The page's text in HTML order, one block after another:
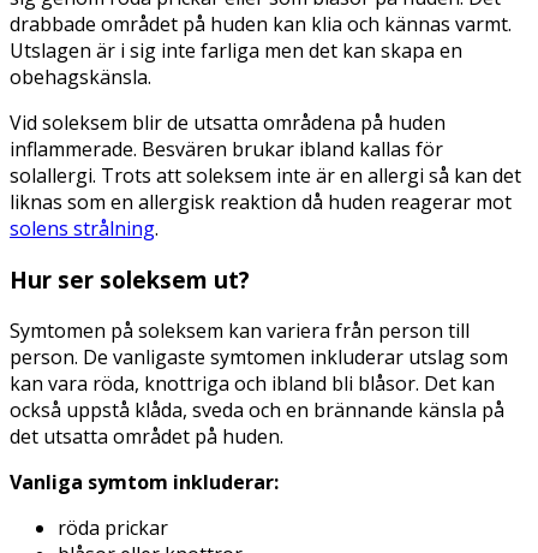
drabbade området på huden kan klia och kännas varmt.
Utslagen är i sig inte farliga men det kan skapa en
obehagskänsla.
Vid soleksem blir de utsatta områdena på huden
inflammerade. Besvären brukar ibland kallas för
solallergi. Trots att soleksem inte är en allergi så kan det
liknas som en allergisk reaktion då huden reagerar mot
solens strålning.
Hur ser soleksem ut?
Symtomen på soleksem kan variera från person till
person. De vanligaste symtomen inkluderar utslag som
kan vara röda, knottriga och ibland bli blåsor. Det kan
också uppstå klåda, sveda och en brännande känsla på
det utsatta området på huden.
Vanliga symtom inkluderar:
röda prickar